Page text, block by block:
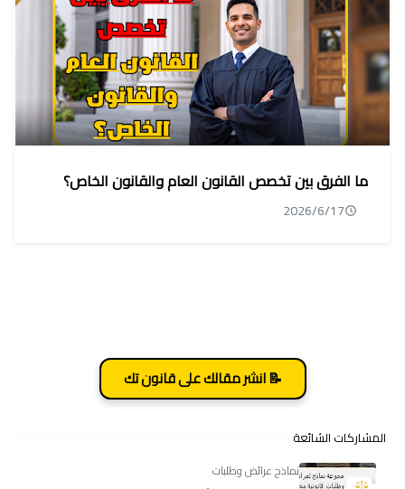
ما الفرق بين تخصص القانون العام والقانون الخاص؟
2026/6/17
📝 انشر مقالك على قانون تك
المشاركات الشائعة
نماذج عرائض وطلبات